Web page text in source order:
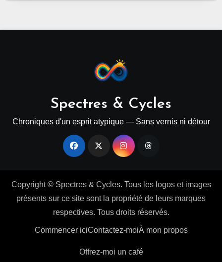
Spectres & Cycles
Chroniques d'un esprit atypique — Sans vernis ni détour
Copyright © Spectres & Cycles. Tous les logos et images
présents sur ce site sont la propriété de leurs marques
respectives. Tous droits réservés.
Commencer iciContactez-moiÀ mon propos
Offrez-moi un café